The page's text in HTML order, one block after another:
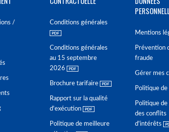
/
Conditions générales
Conditions générales
au 15 septembre
2026
Brochure tarifaire
Rapport sur la qualité
d'exécution
Politique de meilleure
Mentions
Prévention
fraude
Gérer mes
Politique de
Politique
des conflits
d'intérêts